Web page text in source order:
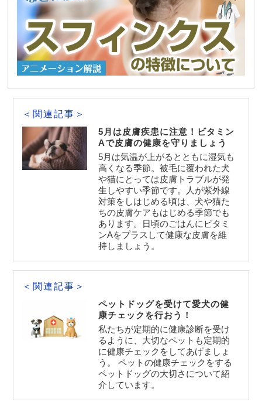
＜関連記事＞
5月は皮膚疾患に注意！ビタミン
Aで皮膚の健康を守りましょう
5月は気温が上がるとともに湿気も
高くなる季節。被毛に覆われた犬
や猫にとっては皮膚トラブルが発
生しやすい季節です。人が紫外線
対策をしはじめる頃は、犬や猫た
ちの皮膚ケアもはじめる季節でも
あります。日頃のごはんにビタミ
ンAをプラスして健康な皮膚を維
持しましょう。
＜関連記事＞
ペットドッグを受けて愛犬の健
康チェックを行おう！
私たちが定期的に健康診断を受け
るように、大切なペットも定期的
に健康チェックをしてあげましょ
う。 ペットの健康チェックをする
ペットドッグの大切さについて紹
介しています。